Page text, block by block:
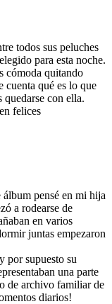
todos sus peluches
para esta noche.
cómoda quitando
cuenta qué es lo que
quedarse con ella.
felices
pensé en mi hija
a rodearse de
en varios
juntas empezaron
por supuesto su
una parte
de archivo familiar de
diarios!